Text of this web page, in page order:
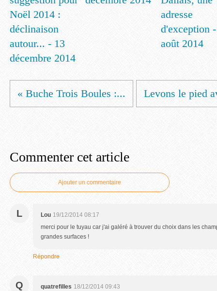
Noël 2014 :
déclinaison
autour... - 13
décembre 2014
adresse
d'exception
août 2014
« Buche Trois Boules :... Levons le pied
Commenter cet article
Ajouter un commentaire
L Lou 19/12/2014 08:17
merci pour le tuyau car j'ai galéré à trouver du choix dans les
grandes surfaces !
Répondre
Q quatrefilles 18/12/2014 09:43